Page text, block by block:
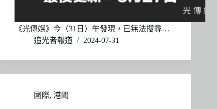
《光傳媒》今（31日）午發現，已無法搜尋…
追光者報道
2024-07-31
國際, 港聞